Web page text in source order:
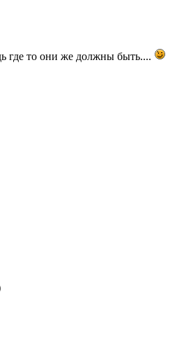
где то они же должны быть....